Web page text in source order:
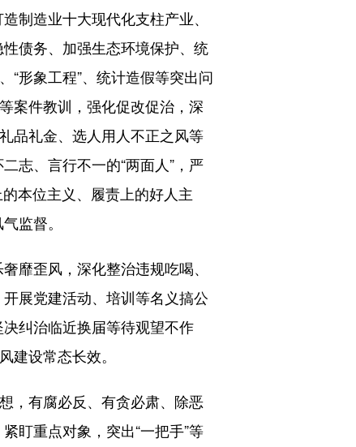
制造业十大现代化支柱产业、
债务、加强生态环境保护、统
“形象工程”、统计造假等突出问
案件教训，强化促改促治，深
品礼金、选人用人不正之风等
志、言行不一的“两面人”，严
本位主义、履责上的好人主
监督。
歪风，深化整治违规吃喝、
展党建活动、培训等名义搞公
纠治临近换届等待观望不作
建设常态长效。
，有腐必反、有贪必肃、除恶
盯重点对象，突出“一把手”等